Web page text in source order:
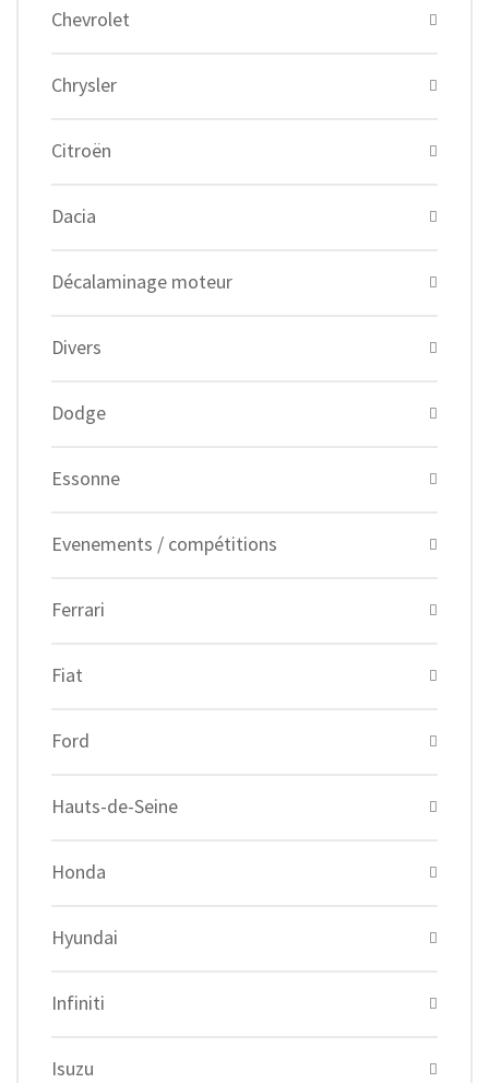
Chevrolet
Chrysler
Citroën
Dacia
Décalaminage moteur
Divers
Dodge
Essonne
Evenements / compétitions
Ferrari
Fiat
Ford
Hauts-de-Seine
Honda
Hyundai
Infiniti
Isuzu